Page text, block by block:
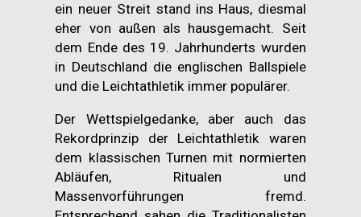
ein neuer Streit stand ins Haus, diesmal
eher von außen als hausgemacht. Seit
dem Ende des 19. Jahrhunderts wurden
in Deutschland die englischen Ballspiele
und die Leichtathletik immer populärer.
Der Wettspielgedanke, aber auch das
Rekordprinzip der Leichtathletik waren
dem klassischen Turnen mit normierten
Abläufen, Ritualen und
Massenvorführungen fremd.